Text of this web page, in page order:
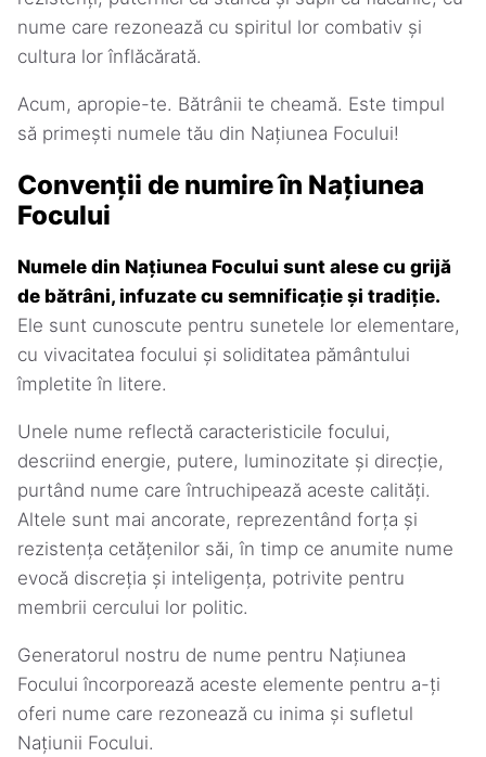
nume care rezonează cu spiritul lor combativ și
cultura lor înflăcărată.
Acum, apropie-te. Bătrânii te cheamă. Este timpul
să primești numele tău din Națiunea Focului!
Convenții de numire în Națiunea
Focului
Numele din Națiunea Focului sunt alese cu grijă
de bătrâni, infuzate cu semnificație și tradiție.
Ele sunt cunoscute pentru sunetele lor elementare,
cu vivacitatea focului și soliditatea pământului
împletite în litere.
Unele nume reflectă caracteristicile focului,
descriind energie, putere, luminozitate și direcție,
purtând nume care întruchipează aceste calități.
Altele sunt mai ancorate, reprezentând forța și
rezistența cetățenilor săi, în timp ce anumite nume
evocă discreția și inteligența, potrivite pentru
membrii cercului lor politic.
Generatorul nostru de nume pentru Națiunea
Focului încorporează aceste elemente pentru a-ți
oferi nume care rezonează cu inima și sufletul
Națiunii Focului.